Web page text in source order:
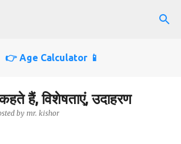
👉 Age Calculator 📱
हैं, विशेषताएं, उदाहरण
by mr. kishor